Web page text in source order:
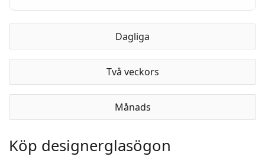
Dagliga
Två veckors
Månads
Köp designerglasögon